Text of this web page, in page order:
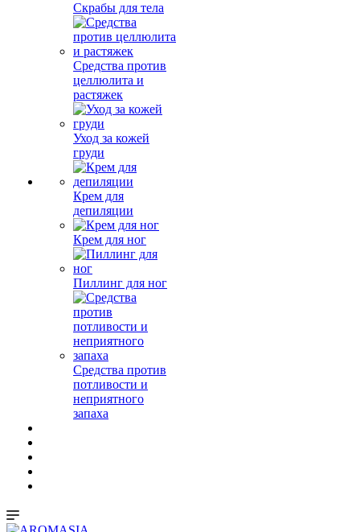
Скрабы для тела
Средства против
целлюлита и
растяжек
Уход за кожей
груди
Крем для
депиляции
Крем для ног
Пиллинг для ног
Средства против
потливости и
неприятного
запаха